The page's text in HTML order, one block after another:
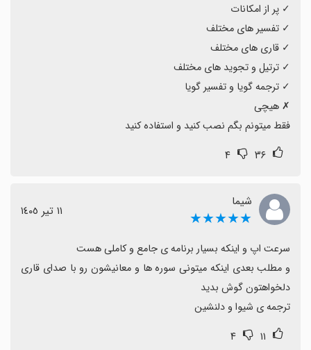
ترجمه و تفسیر همراه با ابزار مطالعه هستند گزینه‌ای عالی
است.
فقط میتونم بگم نصب کنید و استفاده کنید
۳۶ ۴
شیما
★★★★★ ١١ تیر ١٤٠٥
ترجمه ی شیوا و دلنشین
۱۱ ۴